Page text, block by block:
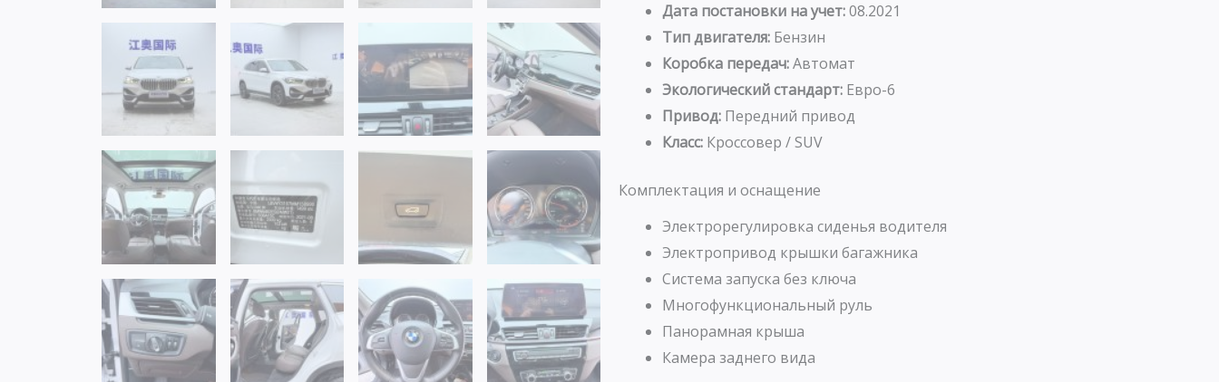
Дата постановки на учет:08.2021
Тип двигателя: Бензин
Коробка передач:Автомат
Экологический стандарт: Евро-6
Привод: Передний привод
Класс: Кроссовер / SUV
Комплектация и оснащение
Электрорегулировка сиденья водителя
Электропривод крышки багажника
Система запуска без ключа
Многофункциональный руль
Панорамная крыша
Камера заднего вида